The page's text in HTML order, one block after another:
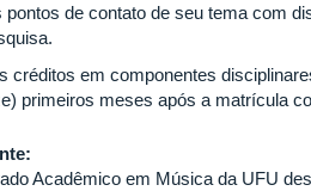
pontos de contato de seu tema com
créditos em componentes
primeiros meses após a matrícula
Acadêmico em Música da UFU